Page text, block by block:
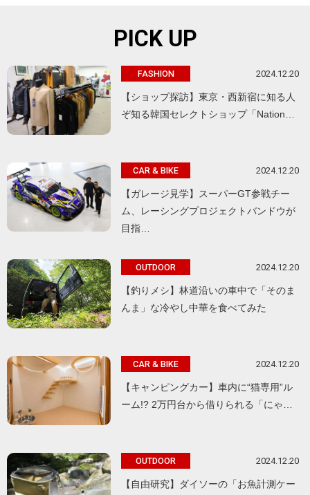
PICK UP
FASHION 2024.12.20
【ショップ探訪】東京・西新宿に知る人
ぞ知る韓国セレクトショップ「Nation…
CAR & BIKE 2024.12.20
【ガレージ見学】スーパーGT参戦チー
ム、レーシングプロジェクトバンドウが
目指…
OUTDOOR 2024.12.20
【釣りメシ】林道沿いの車中で「そのま
んま」な冷やし中華を食べてみた
CAR & BIKE 2024.12.20
【キャンピングカー】車内に“猫専用”ル
ーム!? 2万円台から借りられる「にゃ…
OUTDOOR 2024.12.20
【自由研究】ダイソーの「お魚計測ケー